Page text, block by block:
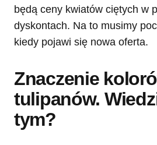
będą ceny kwiatów ciętych w
dyskontach. Na to musimy
kiedy pojawi się nowa oferta.
Znaczenie
tulipanów.
tym?